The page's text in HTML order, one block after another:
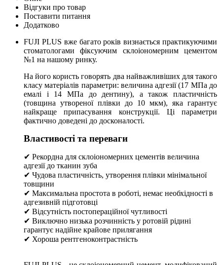
Відгуки про товар
Поставити питання
Додатково
FUJI PLUS вже багато років визнається практикуючими
стоматологами фіксуючим склоіономерним цементом
№1 на нашому ринку.
На його користь говорять два найважливіших для такого
класу матеріалів параметри: величина адгезії (17 МПа до
емалі і 14 МПа до дентину), а також пластичність
(товщина утвореної плівки до 10 мкм), яка гарантує
найкраще припасування конструкції. Ці параметри
фактично доведені до досконалості.
Властивості та переваги
✔ Рекордна для склоіономерних цементів величина
адгезії до тканин зуба
✔ Чудова пластичність, утворення плівки мінімальної
товщини
✔ Максимальна простота в роботі, немає необхідності в
адгезивній підготовці
✔ Відсутність постопераційної чутливості
✔ Виключно низька розчинність у ротовій рідині
гарантує надійне крайове прилягання
✔ Хороша рентгеноконтрастність